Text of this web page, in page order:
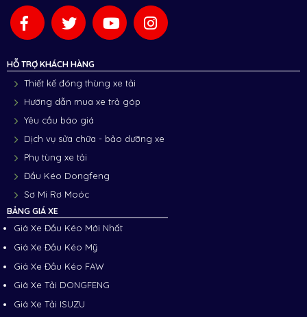
HỖ TRỢ KHÁCH HÀNG
Thiết kế đóng thùng xe tải
Hướng dẫn mua xe trả góp
Yêu cầu báo giá
Dịch vụ sửa chữa - bảo dưỡng xe
Phụ tùng xe tải
Đầu Kéo Dongfeng
Sơ Mi Rơ Moóc
BẢNG GIÁ XE
Giá Xe Đầu Kéo Mới Nhất
Giá Xe Đầu Kéo Mỹ
Giá Xe Đầu Kéo FAW
Giá Xe Tải DONGFENG
Giá Xe Tải ISUZU